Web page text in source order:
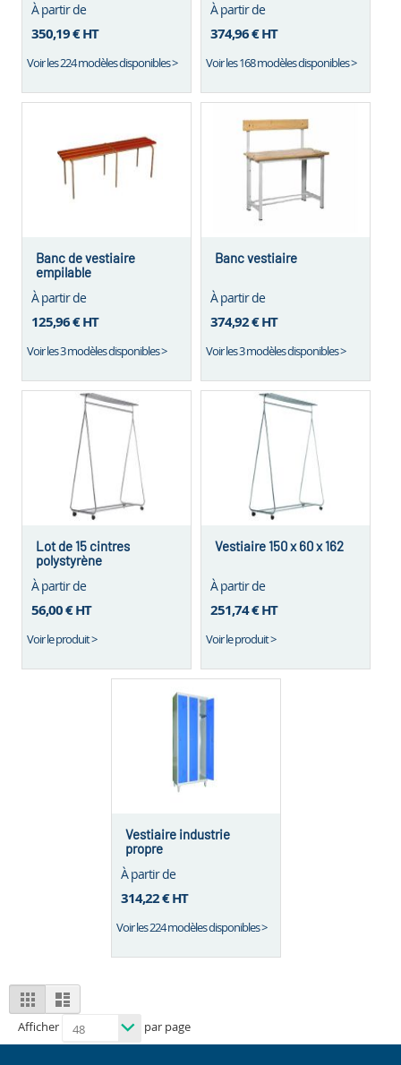
À partir de
350,19 €HT
Voir les 224 modèles disponibles >
À partir de
374,96 €HT
Voir les 168 modèles disponibles >
Banc de vestiaire
empilable
À partir de
125,96 €HT
Voir les 3 modèles disponibles >
Banc vestiaire
À partir de
374,92 €HT
Voir les 3 modèles disponibles >
Lot de 15 cintres
polystyrène
À partir de
56,00 €HT
Voir le produit >
Vestiaire 150 x 60 x 162
À partir de
251,74 €HT
Voir le produit >
Vestiaire industrie
propre
À partir de
314,22 €HT
Voir les 224 modèles disponibles >
View
as
Grid List
Afficher par page